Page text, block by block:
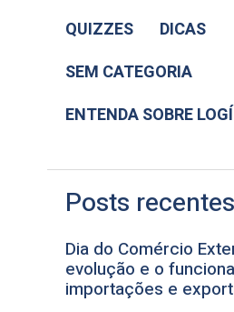
QUIZZES
DICAS
SEM CATEGORIA
ENTENDA SOBRE
Posts recentes
Dia do Comércio
evolução e o
importações e